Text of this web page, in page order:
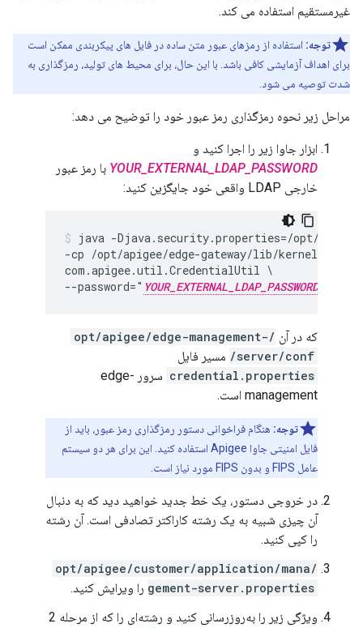
غیرمستقیم استفاده می کند.
توجه: استفاده از رمزهای عبور متن ساده در فایل های پیکربندی ممکن است
برای اهداف آزمایشی کافی باشد. با این حال، برای محیط های تولید، رمزگذاری به
شدت توصیه می شود.
مراحل زیر نحوه رمزگذاری رمز عبور خود را توضیح می دهد:
ابزار جاوا زیر را اجرا کنید و
YOUR_EXTERNAL_LDAP_PASSWORD با رمز عبور
خارجی LDAP واقعی خود جایگزین کنید:
java -Djava.security.properties=/opt/
-cp /opt/apigee/edge-gateway/lib/kernel/*:/
com.apigee.util.CredentialUtil \
--password=" YOUR_EXTERNAL_LDAP_PASSWORD
که در آن
/opt/apigee/edge-management-
server/conf/
مسیر فایل
credential.properties
سرور edge-
management است.
توجه: هنگام فراخوانی دستور رمزگذاری رمز عبور، باید از
فایل امنیتی جاوا Apigee استفاده کنید. این برای هر دو سیستم
عامل FIPS و بدون FIPS مورد نیاز است.
در خروجی دستور، یک خط جدید خواهید دید که به دنبال
آن چیزی شبیه به یک رشته کاراکتر تصادفی است. آن رشته
را کپی کنید.
/opt/apigee/customer/application/mana
gement-server.properties را ویرایش کنید.
ویژگی زیر را به‌روزرسانی کنید و رشته‌ای را که از مرحله 2